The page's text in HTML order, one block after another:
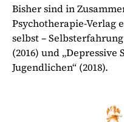
Bisher sind in
Psychotherapie-Verlag
selbst –
(2016) und
Jugendlichen“ (2018).